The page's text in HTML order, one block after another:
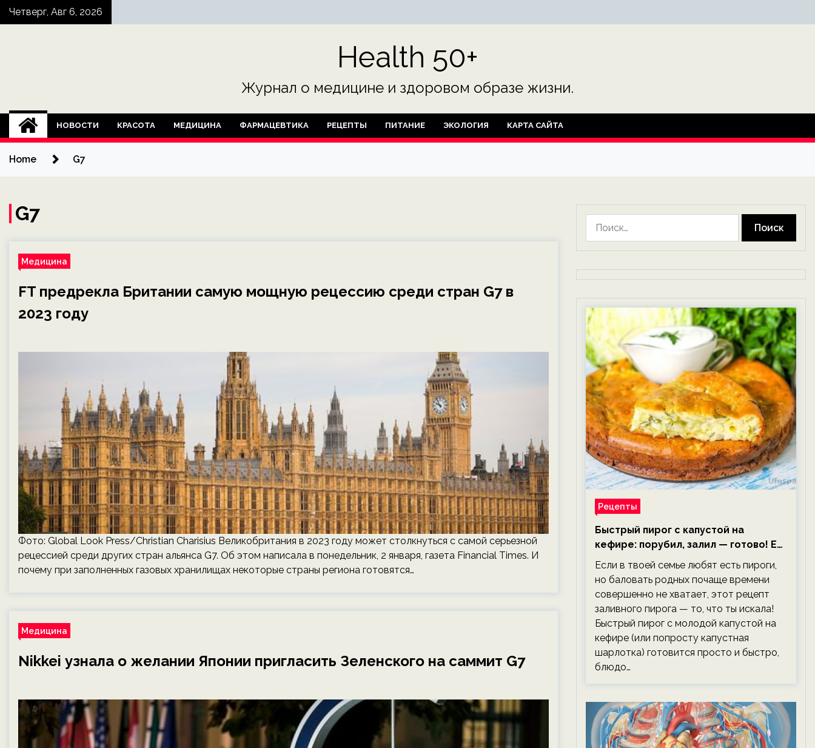
SkipЧетверг, Авг 6, 2026
Health 50+
Журнал о медицине и здоровом образе жизни.
НОВОСТИ КРАСОТА МЕДИЦИНА ФАРМАЦЕВТИКА РЕЦЕПТЫ ПИТАНИЕ ЭКОЛОГИЯ КАРТА САЙТА
Home G7
G7
Медицина
FT предрекла Британии самую мощную рецессию среди стран G7 в
2023 году
Фото: Global Look Press/Christian Charisius Великобритания в 2023 году может столкнуться с самой серьезной
рецессией среди других стран альянса G7. Об этом написала в понедельник, 2 января, газета Financial Times. И
почему при заполненных газовых хранилищах некоторые страны региона готовятся…
Медицина
Nikkei узнала о желании Японии пригласить Зеленского на саммит G7
Рецепты
Быстрый пирог с капустой на
кефире: порубил, залил — готово! Ем,
не тревожась о фигуре!
Если в твоей семье любят есть пироги,
но баловать родных почаще времени
совершенно не хватает, этот рецепт
заливного пирога — то, что ты искала!
Быстрый пирог с молодой капустой на
кефире (или попросту капустная
шарлотка) готовится просто и быстро,
блюдо…